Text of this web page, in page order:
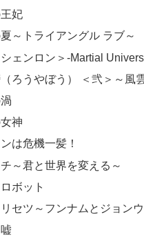
妃
～トライアングル ラブ～
ェンロン＞-Martial
ろうやぼう） ＜弐＞～風
神
は危機一髪！
～君と世界を変える～
ボット
セツ～フンナムとジョン